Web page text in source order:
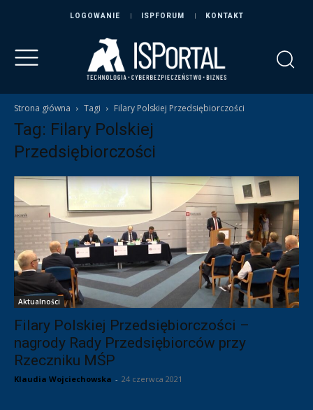
LOGOWANIE ISPFORUM KONTAKT
Strona główna Tagi Filary Polskiej Przedsiębiorczości
Tag: Filary Polskiej
Przedsiębiorczości
Aktualności
Filary Polskiej Przedsiębiorczości –
nagrody Rady Przedsiębiorców przy
Rzeczniku MŚP
Klaudia Wojciechowska - 24 czerwca 2021